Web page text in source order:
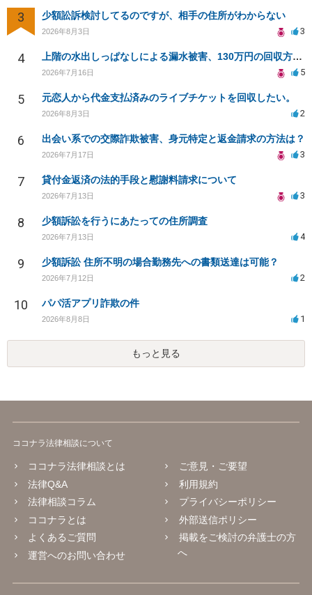
3 少額訟訴検討してるのですが、相手の住所がわからない
2026年8月3日 3
4 上階の水出しっぱなしによる漏水被害、130万円の回収方法を相談したい
2026年7月16日 5
5 元恋人から代金支払済みのライブチケットを回収したい。
2026年8月3日 2
6 出会い系での交際詐欺被害、身元特定と返金請求の方法は？
2026年7月17日 3
7 貸付金返済の法的手段と慰謝料請求について
2026年7月13日 3
8 少額訴訟を行うにあたっての住所調査
2026年7月13日 4
9 少額訴訟 住所不明の場合勤務先への書類送達は可能？
2026年7月12日 2
10 パパ活アプリ詐欺の件
2026年8月8日 1
もっと見る
ココナラ法律相談について
ココナラ法律相談とは
法律Q&A
法律相談コラム
ココナラとは
よくあるご質問
運営へのお問い合わせ
ご意見・ご要望
利用規約
プライバシーポリシー
外部送信ポリシー
掲載をご検討の弁護士の方
へ